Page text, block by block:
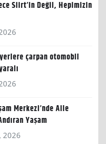
Siirt’in Değil, Hepimizin
çarpan otomobil
Merkezi’nde Aile
Yaşam
2026